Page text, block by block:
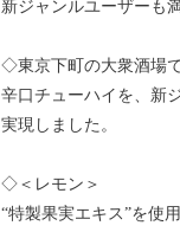
新ジャンルユーザーも
◇東京下町の大衆酒場
辛口チューハイを、新
実現しました。
◇＜レモン＞
“特製果実エキス”を使